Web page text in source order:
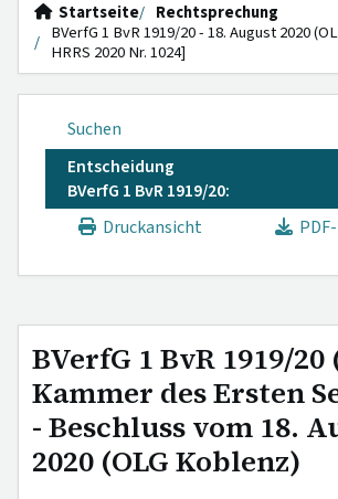
Startseite
Rechtsprechung
BVerfG 1 BvR 1919/20 - 18. August 2020
HRRS 2020 Nr. 1024]
Suchen
Entscheidung
BVerfG 1 BvR 1919/20:
Druckansicht
BVerfG 1 BvR 1919/20
Kammer des Ersten
- Beschluss vom 18.
2020 (OLG Koblenz)